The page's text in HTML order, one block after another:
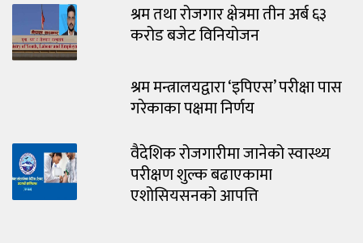
श्रम तथा रोजगार क्षेत्रमा तीन अर्ब ६३
करोड बजेट विनियोजन
श्रम मन्त्रालयद्वारा ‘इपिएस’ परीक्षा पास
गरेकाका पक्षमा निर्णय
वैदेशिक रोजगारीमा जानेको स्वास्थ्य
परीक्षण शुल्क बढाएकामा
एशोसियसनको आपत्ति